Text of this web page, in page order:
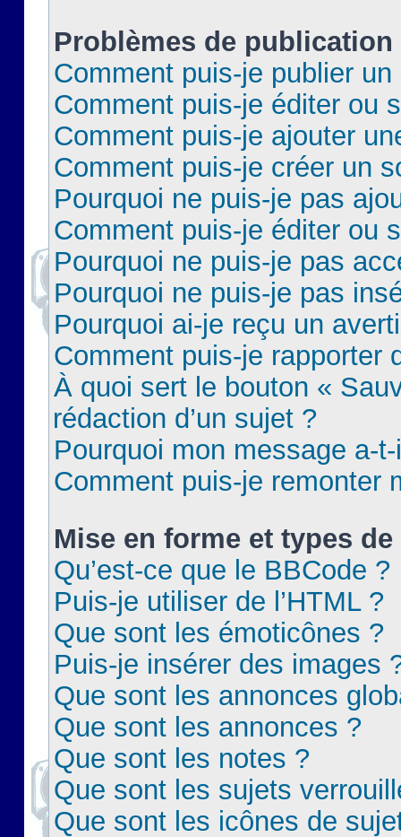
Problèmes de publication
Comment puis-je publier
Comment puis-je éditer ou
Comment puis-je ajouter
Comment puis-je créer un
Pourquoi ne puis-je pas
Comment puis-je éditer ou
Pourquoi ne puis-je pas
Pourquoi ne puis-je pas
Pourquoi ai-je reçu un
Comment puis-je rapporter
À quoi sert le bouton «
rédaction d’un sujet ?
Pourquoi mon message a-
Comment puis-je remonter
Mise en forme et types
Qu’est-ce que le BBCode ?
Puis-je utiliser de l’HTML ?
Que sont les émoticônes ?
Puis-je insérer des images
Que sont les annonces
Que sont les annonces ?
Que sont les notes ?
Que sont les sujets
Que sont les icônes de